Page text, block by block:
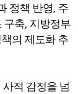
정책 반영, 주
구축, 지방정부
의 제도화 추
적 감정을 넘